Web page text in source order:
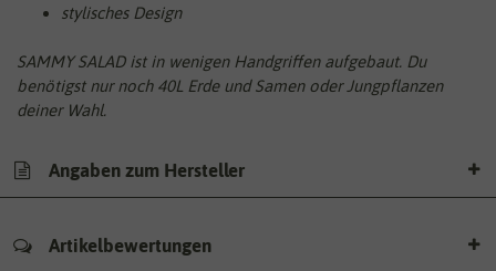
stylisches Design
SAMMY SALAD ist in wenigen Handgriffen aufgebaut. Du
benötigst nur noch 40L Erde und Samen oder Jungpflanzen
deiner Wahl.
Angaben zum Hersteller
Artikelbewertungen